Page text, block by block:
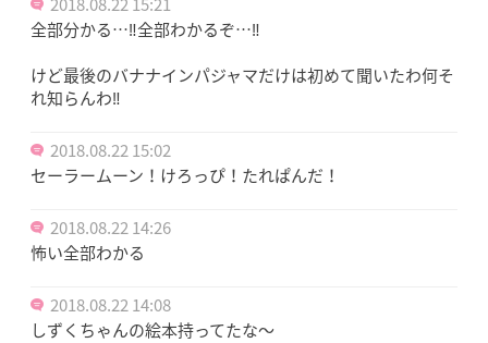
全部分かる…‼︎全部わかるぞ…‼︎
けど最後のバナナインパジャマだけは初めて聞いたわ何そ
れ知らんわ‼︎
2018.08.22 15:02
セーラームーン！けろっぴ！たれぱんだ！
2018.08.22 14:26
怖い全部わかる
2018.08.22 14:08
しずくちゃんの絵本持ってたな〜